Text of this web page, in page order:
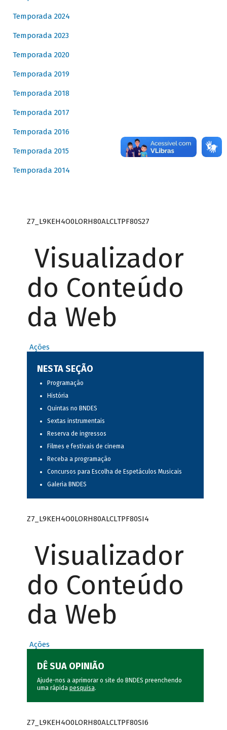
Temporada 2024
Temporada 2023
Temporada 2020
Temporada 2019
Temporada 2018
Temporada 2017
Temporada 2016
Temporada 2015
Temporada 2014
Z7_L9KEH4O0LORH80ALCLTPF80S27
Visualizador
do Conteúdo
da Web
Ações
NESTA SEÇÃO
Programação
História
Quintas no BNDES
Sextas instrumentais
Reserva de ingressos
Filmes e festivais de cinema
Receba a programação
Concursos para Escolha de Espetáculos Musicais
Galeria BNDES
Z7_L9KEH4O0LORH80ALCLTPF80SI4
Visualizador
do Conteúdo
da Web
Ações
DÊ SUA OPINIÃO
Ajude-nos a aprimorar o site do BNDES preenchendo
uma rápida pesquisa.
Z7_L9KEH4O0LORH80ALCLTPF80SI6